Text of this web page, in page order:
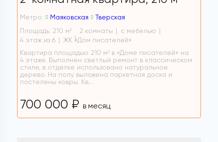
Метро: Маяковская
Тверская
Площадь: 210 м 2 2 комнаты
с мебелью
4 этаж из 6
ЖК «Дом писателей»
Квартира площадью 210 м² в «Доме писателей» на
4 этаже. Выполнен светлый ремонт в классическом
стиле, в отделке использовано натуральное
дерево. На полу выложена паркетная доска и
постелены ковры. Кв...
700 000 ₽ в месяц